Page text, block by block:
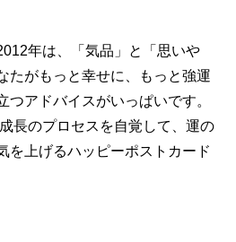
年は、「気品」と「思いや
たがもっと幸せに、もっと強運
つアドバイスがいっぱいです。
長のプロセスを自覚して、運の
を上げるハッピーポストカード